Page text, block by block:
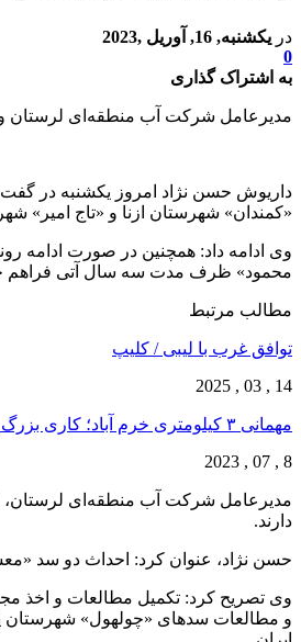
در یکشنبه, 16, آوریل ,2023
0
به اشتراک گذاری
مدیرعامل شرکت آب منطقه‌ای لرستان
داریوش حسن نژاد امروز یکشنبه در
«کمندان» شهرستان ازنا و «تاج امیر»
وی ادامه داد: همچنین در صورت ادامه
محمود» ظرف مدت سه سال آتی فراهم
مطالب مرتبط
توافق غرب با لیبی / کلیپ
14 , 03 , 2025
مهمانی ۳ کیلومتری خرم آباد؛ کاری بزرگ با چند نقد کوچک
8 , 07 , 2023
مدیرعامل شرکت آب منطقه‌ای لرستان،
دارند.
حسن نژاد، عنوان کرد: احداث دو سد